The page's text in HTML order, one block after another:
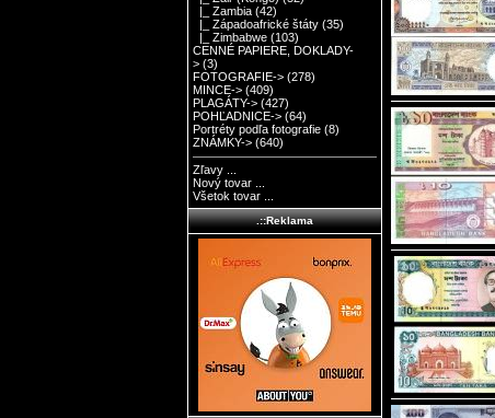
|_ Zambia (42)
|_ Západoafrické štáty (35)
|_ Zimbabwe (103)
CENNÉ PAPIERE, DOKLADY-
> (3)
FOTOGRAFIE-> (278)
MINCE-> (409)
PLAGÁTY-> (427)
POHĽADNICE-> (64)
Portréty podľa fotografie (8)
ZNÁMKY-> (640)
Zľavy ...
Nový tovar ...
Všetok tovar ...
.::Reklama